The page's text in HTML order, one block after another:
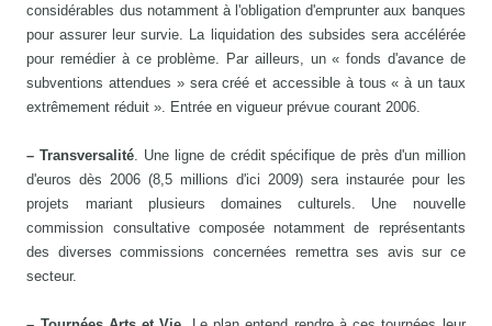
considérables dus notamment à l'obligation d'emprunter aux banques
pour assurer leur survie. La liquidation des subsides sera accélérée
pour remédier à ce problème. Par ailleurs, un « fonds d'avance de
subventions attendues » sera créé et accessible à tous « à un taux
extrêmement réduit ». Entrée en vigueur prévue courant 2006.
– Transversalité . Une ligne de crédit spécifique de près d'un million
d'euros dès 2006 (8,5 millions d'ici 2009) sera instaurée pour les
projets mariant plusieurs domaines culturels. Une nouvelle
commission consultative composée notamment de représentants
des diverses commissions concernées remettra ses avis sur ce
secteur.